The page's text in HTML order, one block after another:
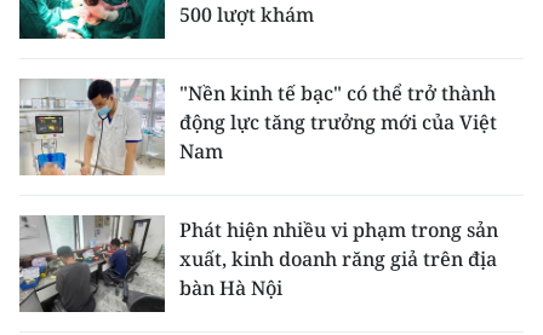
500 lượt khám
"Nền kinh tế bạc" có thể trở thành
động lực tăng trưởng mới của Việt
Nam
Phát hiện nhiều vi phạm trong sản
xuất, kinh doanh răng giả trên địa
bàn Hà Nội